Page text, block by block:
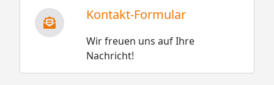
Kontakt-Formular
Wir freuen uns auf Ihre
Nachricht!